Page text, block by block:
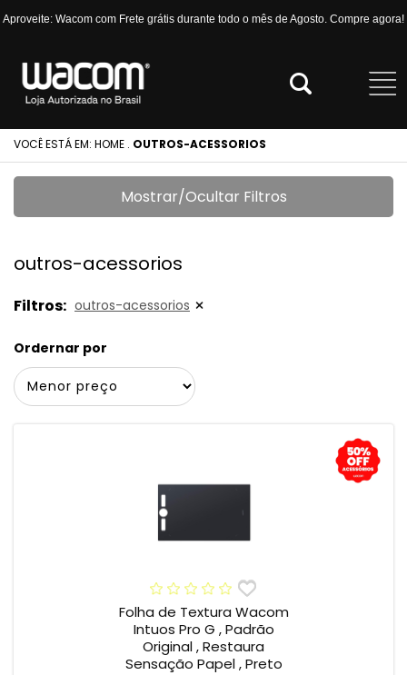
Aproveite: Wacom com Frete grátis durante todo o mês de Agosto. Compre agora!
VOCÊ ESTÁ EM: HOME . OUTROS-ACESSORIOS
Mostrar/Ocultar Filtros
outros-acessorios
Filtros: outros-acessorios
Ordernar por
Folha de Textura Wacom
Intuos Pro G , Padrão
Original , Restaura
Sensação Papel , Preto